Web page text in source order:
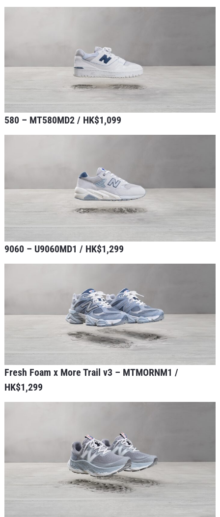
580 – MT580MD2 / HK$1,099
9060 – U9060MD1 / HK$1,299
Fresh Foam x More Trail v3 – MTMORNM1 /
HK$1,299